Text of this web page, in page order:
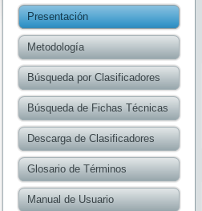
Presentación
Metodología
Búsqueda por Clasificadores
Búsqueda de Fichas Técnicas
Descarga de Clasificadores
Glosario de Términos
Manual de Usuario